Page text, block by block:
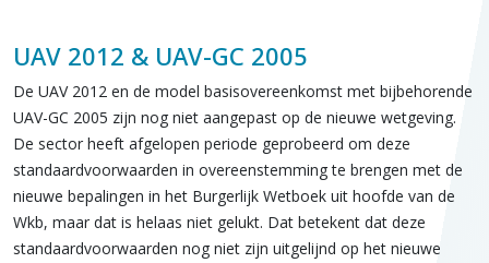
UAV 2012 & UAV-GC 2005
De UAV 2012 en de model basisovereenkomst met bijbehorende
UAV-GC 2005 zijn nog niet aangepast op de nieuwe wetgeving.
De sector heeft afgelopen periode geprobeerd om deze
standaardvoorwaarden in overeenstemming te brengen met de
nieuwe bepalingen in het Burgerlijk Wetboek uit hoofde van de
Wkb, maar dat is helaas niet gelukt. Dat betekent dat deze
standaardvoorwaarden nog niet zijn uitgelijnd op het nieuwe